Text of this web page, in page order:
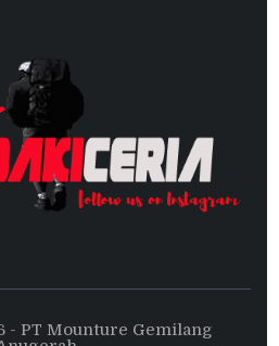
- PT Mounture Gemilang